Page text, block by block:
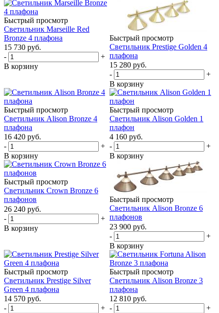
Быстрый просмотр
Светильник Marseille Red
Bronze 4 плафона
15 730 руб.
-
+
В корзину
Быстрый просмотр
Светильник Prestige Golden 4
плафона
15 280 руб.
-
+
В корзину
Быстрый просмотр
Светильник Alison Bronze 4
плафона
16 420 руб.
-
+
В корзину
Быстрый просмотр
Светильник Alison Golden 1
плафон
4 160 руб.
-
+
В корзину
Быстрый просмотр
Светильник Crown Bronze 6
плафонов
26 240 руб.
-
+
В корзину
Быстрый просмотр
Светильник Alison Bronze 6
плафонов
23 900 руб.
-
+
В корзину
Быстрый просмотр
Светильник Prestige Silver
Green 4 плафона
14 570 руб.
-
+
Быстрый просмотр
Светильник Alison Bronze 3
плафона
12 810 руб.
-
+